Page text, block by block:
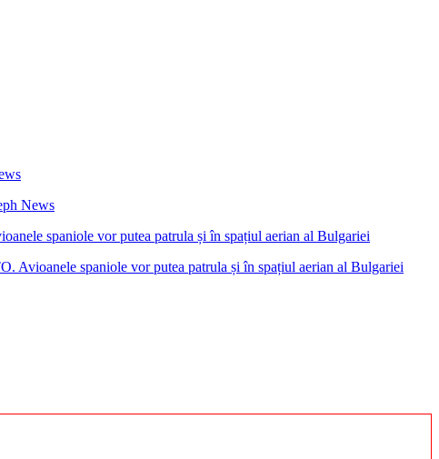
News
Avioanele spaniole vor putea patrula și în spațiul aerian al Bulgariei